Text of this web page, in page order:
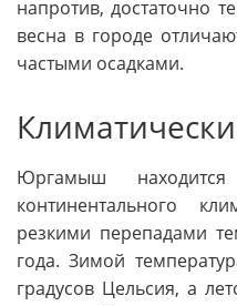
напротив, достаточно
весна в городе
частыми осадками.
Юргамыш
континентального
резкими перепадами
года. Зимой
градусов Цельсия, а